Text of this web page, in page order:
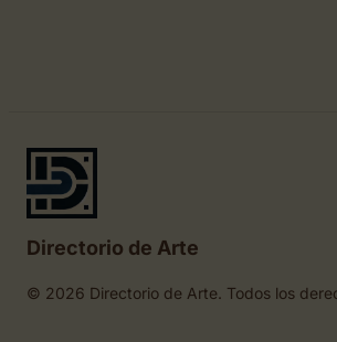
Directorio de Arte
© 2026 Directorio de Arte. Todos los